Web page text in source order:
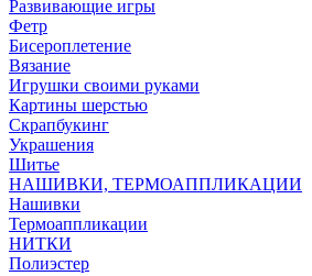
Развивающие игры
Фетр
Бисероплетение
Вязание
Игрушки своими руками
Картины шерстью
Скрапбукинг
Украшения
Шитье
НАШИВКИ, ТЕРМОАППЛИКАЦИИ
Нашивки
Термоаппликации
НИТКИ
Полиэстер